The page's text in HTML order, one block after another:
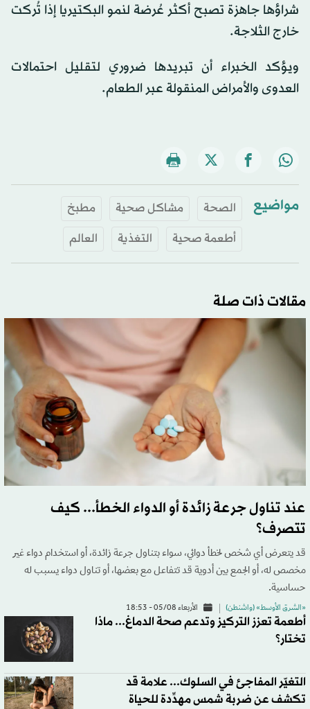
شراؤها جاهزة تصبح أكثر عُرضة لنمو البكتيريا إذا تُركت
خارج الثلاجة.
ويؤكد الخبراء أن تبريدها ضروري لتقليل احتمالات
العدوى والأمراض المنقولة عبر الطعام.
مواضيع الصحة مشاكل صحية
مطبخ
أطعمة صحية
التغذية العالم
مقالات ذات صلة
عند تناول جرعة زائدة أو الدواء الخطأ... كيف
تتصرف؟
قد يتعرض أي شخص لخطأ دوائي، سواء بتناول جرعة زائدة، أو استخدام دواء غير
مخصص له، أو الجمع بين أدوية قد تتفاعل مع بعضها، أو تناول دواء يسبب له
حساسية.
«الشرق الأوسط» (واشنطن) الأربعاء 05/08 - 18:53
أطعمة تعزز التركيز وتدعم صحة الدماغ... ماذا
تختار؟
التغيّر المفاجئ في السلوك... علامة قد
تكشف عن ضربة شمس مهدِّدة للحياة